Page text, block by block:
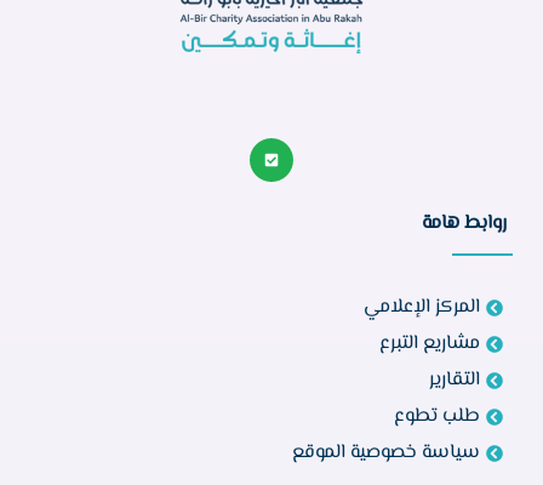
روابط هامة
المركز الإعلامي
مشاريع التبرع
التقارير
طلب تطوع
سياسة خصوصية الموقع